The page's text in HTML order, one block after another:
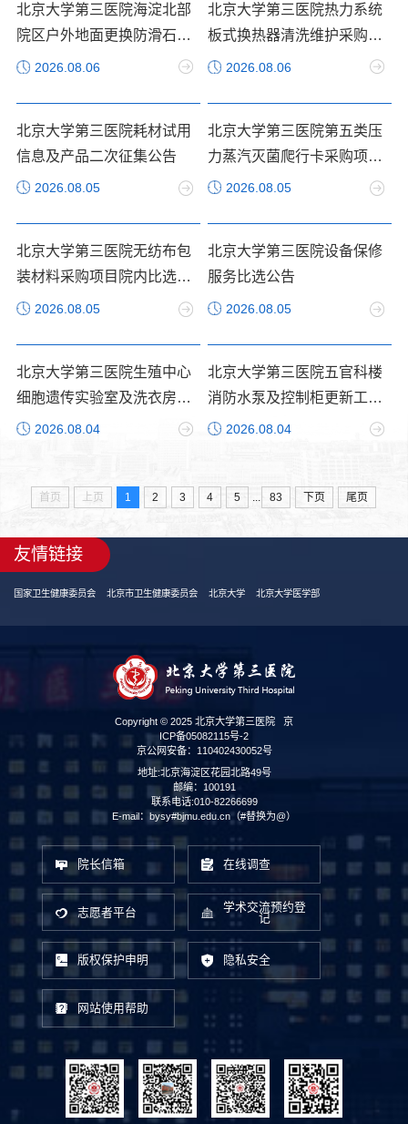
北京大学第三医院海淀北部
院区户外地面更换防滑石材
项目成交公告
2026.08.06
北京大学第三医院热力系统
板式换热器清洗维护采购项
目成交公告
2026.08.06
北京大学第三医院耗材试用
信息及产品二次征集公告
2026.08.05
北京大学第三医院第五类压
力蒸汽灭菌爬行卡采购项目
院内比选公告
2026.08.05
北京大学第三医院无纺布包
装材料采购项目院内比选公
告 2026.08.05
北京大学第三医院设备保修
服务比选公告
2026.08.05
北京大学第三医院生殖中心
细胞遗传实验室及洗衣房多
联机空调采购项目 成交公告
2026.08.04
北京大学第三医院五官科楼
消防水泵及控制柜更新工程
项目成交公告
2026.08.04
首页 上页 1 2 3 4 5 83 下页 尾页
友情链接
国家卫生健康委员会 北京市卫生健康委员会 北京大学 北京大学医学部
Copyright © 2025 北京大学第三医院 京
ICP备05082115号-2
京公网安备：110402430052号
地址:北京海淀区花园北路49号
邮编：100191
联系电话:010-82266699
E-mail：bysy#bjmu.edu.cn（#替换为@）
院长信箱 在线调查
志愿者平台
学术交流预约登
记
版权保护申明 隐私安全
网站使用帮助